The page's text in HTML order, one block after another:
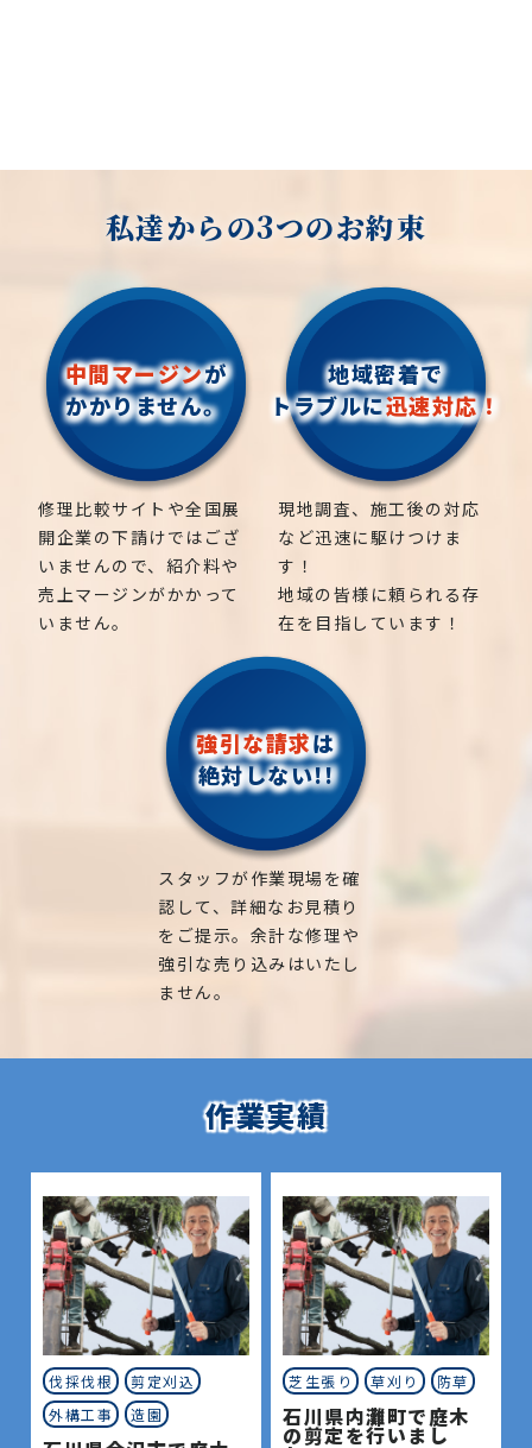
私達からの3つのお約束
中間マージンが
かかりません。
修理比較サイトや全国展
開企業の下請けではござ
いませんので、紹介料や
売上マージンがかかって
いません。
地域密着で
トラブルに迅速対応！
現地調査、施工後の対応
など迅速に駆けつけま
す！
地域の皆様に頼られる存
在を目指しています！
強引な請求は
絶対しない!!
スタッフが作業現場を確
認して、詳細なお見積り
をご提示。余計な修理や
強引な売り込みはいたし
ません。
作業実績
伐採伐根
剪定刈込
外構工事
造園
芝生張り 草刈り 防草
石川県内灘町で庭木
の剪定を行いまし